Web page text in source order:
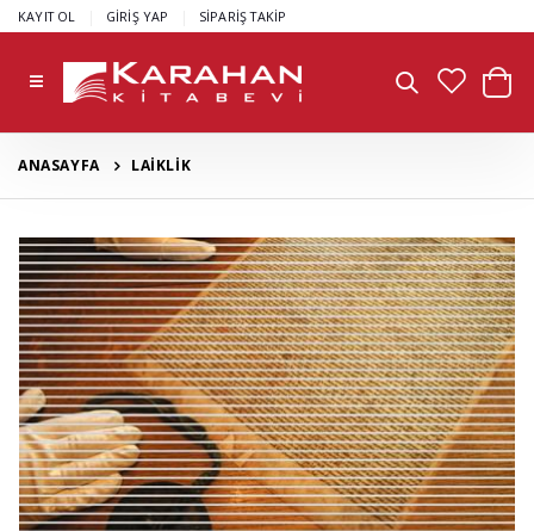
KAYIT OL GİRİŞ YAP SİPARİŞ TAKİP
ANASAYFA LAİKLİK